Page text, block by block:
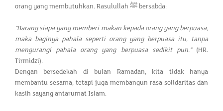
orang yang membutuhkan. Rasulullah ﷺ bersabda:
"Barang siapa yang memberi makan kepada orang yang berpuasa,
maka baginya pahala seperti orang yang berpuasa itu, tanpa
mengurangi pahala orang yang berpuasa sedikit pun."(HR.
Tirmidzi).
Dengan bersedekah di bulan Ramadan, kita tidak hanya
membantu sesama, tetapi juga membangun rasa solidaritas dan
kasih sayang antarumat Islam.